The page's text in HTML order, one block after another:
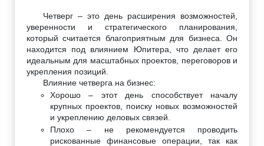
Четверг – это день расширения возможностей,
уверенности и стратегического планирования,
который считается благоприятным для бизнеса. Он
находится под влиянием Юпитера, что делает его
идеальным для масштабных проектов, переговоров и
укрепления позиций.
Влияние четверга на бизнес:
Хорошо – этот день способствует началу
крупных проектов, поиску новых возможностей
и укреплению деловых связей.
Плохо – не рекомендуется проводить
рискованные финансовые операции, так как